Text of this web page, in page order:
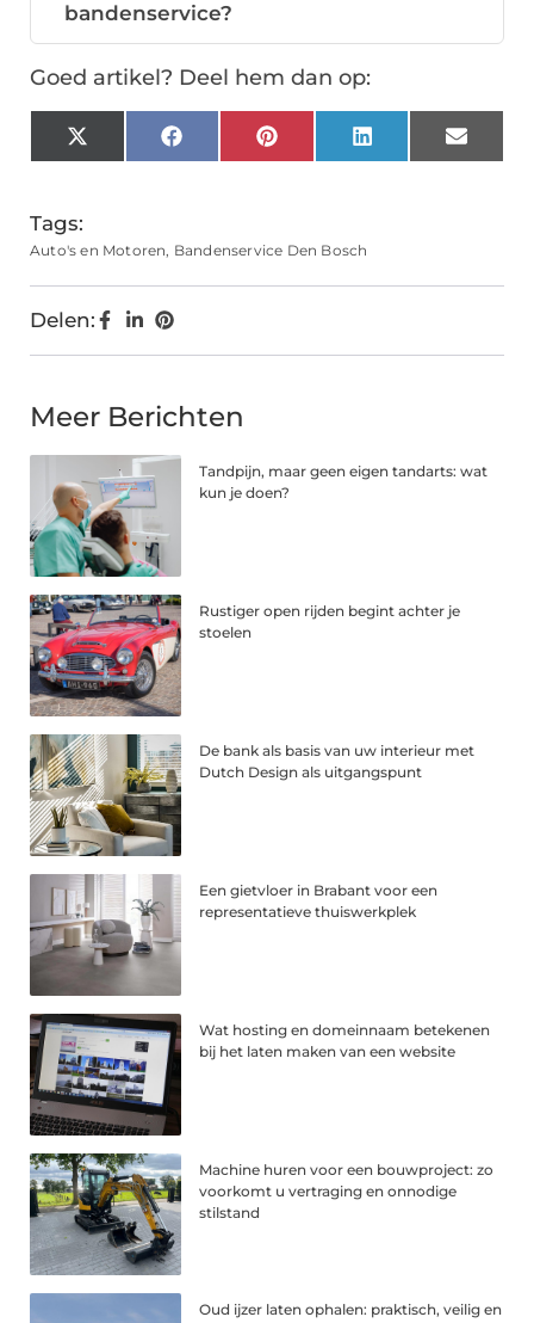
bandenservice?
Goed artikel? Deel hem dan op:
X
(Twitter)
FacebookPinterestLinkedInEmail
Tags:
Auto's en Motoren, Bandenservice Den Bosch
Delen:
Meer Berichten
Tandpijn, maar geen eigen tandarts: wat
kun je doen?
Rustiger open rijden begint achter je
stoelen
De bank als basis van uw interieur met
Dutch Design als uitgangspunt
Een gietvloer in Brabant voor een
representatieve thuiswerkplek
Wat hosting en domeinnaam betekenen
bij het laten maken van een website
Machine huren voor een bouwproject: zo
voorkomt u vertraging en onnodige
stilstand
Oud ijzer laten ophalen: praktisch, veilig en